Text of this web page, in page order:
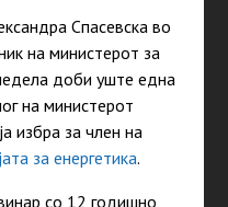
Спасевска во
на министерот за
доби уште една
на министерот
избра за член на
за енергетика.
со 12 годишно